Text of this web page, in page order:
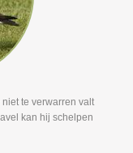
te verwarren valt
kan hij schelpen